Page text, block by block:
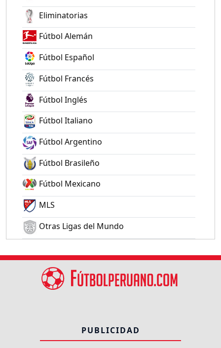
Eliminatorias
Fútbol Alemán
Fútbol Español
Fútbol Francés
Fútbol Inglés
Fútbol Italiano
Fútbol Argentino
Fútbol Brasileño
Fútbol Mexicano
MLS
Otras Ligas del Mundo
PUBLICIDAD